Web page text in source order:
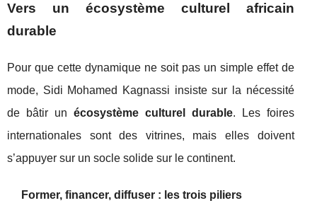
Vers un écosystème culturel africain
durable
Pour que cette dynamique ne soit pas un simple effet de
mode, Sidi Mohamed Kagnassi insiste sur la nécessité
de bâtir un écosystème culturel durable. Les foires
internationales sont des vitrines, mais elles doivent
s’appuyer sur un socle solide sur le continent.
Former, financer, diffuser : les trois piliers